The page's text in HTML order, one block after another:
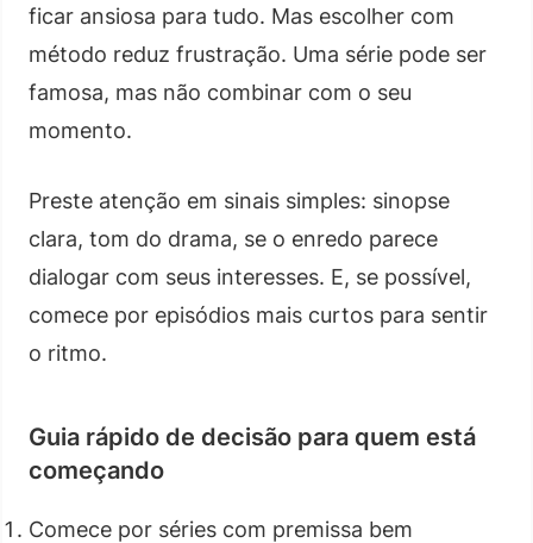
ficar ansiosa para tudo. Mas escolher com
método reduz frustração. Uma série pode ser
famosa, mas não combinar com o seu
momento.
Preste atenção em sinais simples: sinopse
clara, tom do drama, se o enredo parece
dialogar com seus interesses. E, se possível,
comece por episódios mais curtos para sentir
o ritmo.
Guia rápido de decisão para quem está
começando
Comece por séries com premissa bem